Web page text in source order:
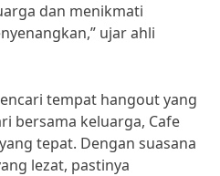
dan menikmati
ujar ahli
tempat hangout yang
bersama keluarga, Cafe
tepat. Dengan suasana
lezat, pastinya